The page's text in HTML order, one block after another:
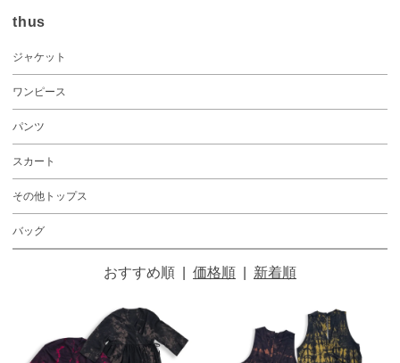
thus
ジャケット
ワンピース
パンツ
スカート
その他トップス
バッグ
おすすめ順 価格順 新着順